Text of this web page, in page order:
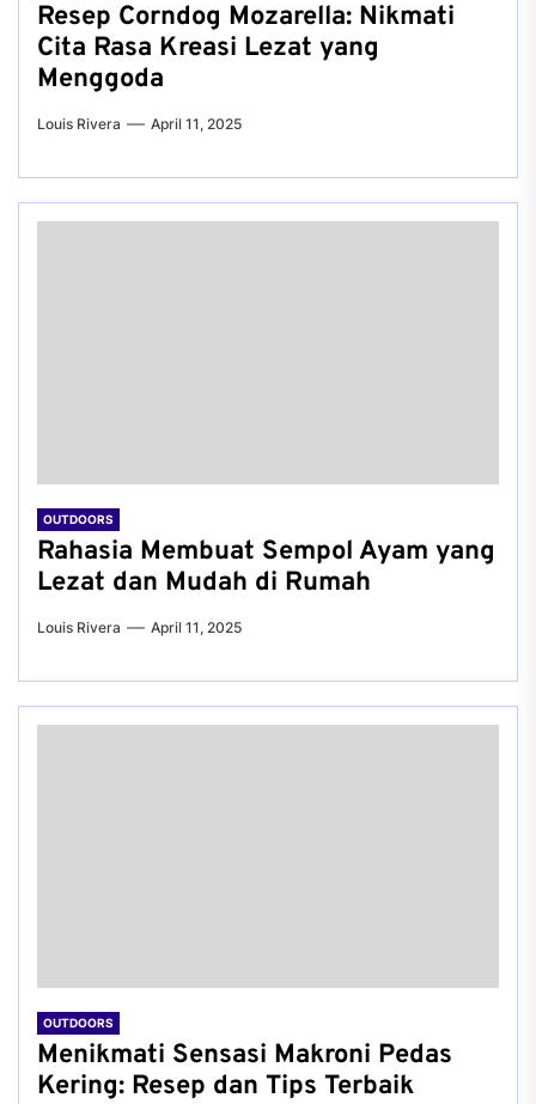
Resep Corndog Mozarella: Nikmati
Cita Rasa Kreasi Lezat yang
Menggoda
Louis Rivera April 11, 2025
OUTDOORS
Rahasia Membuat Sempol Ayam yang
Lezat dan Mudah di Rumah
Louis Rivera April 11, 2025
OUTDOORS
Menikmati Sensasi Makroni Pedas
Kering: Resep dan Tips Terbaik